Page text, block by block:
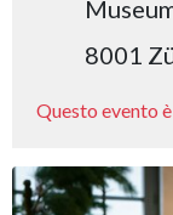
8001
Questo evento